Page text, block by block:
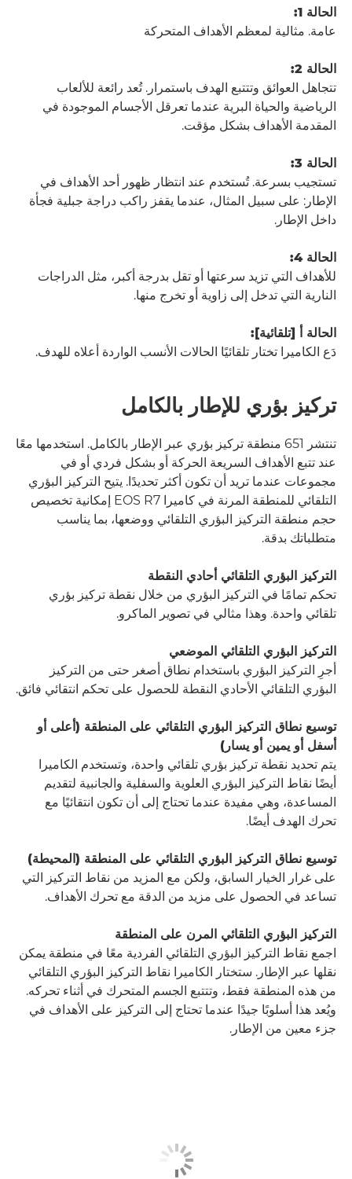
الحالة 1:
عامة. مثالية لمعظم الأهداف المتحركة
الحالة 2:
تتجاهل العوائق وتتتبع الهدف باستمرار. تُعد رائعة للألعاب
الرياضية والحياة البرية عندما تعرقل الأجسام الموجودة في
المقدمة الأهداف بشكل مؤقت.
الحالة 3:
تستجيب بسرعة. تُستخدم عند انتظار ظهور أحد الأهداف في
الإطار: على سبيل المثال، عندما يقفز راكب دراجة جبلية فجأة
داخل الإطار.
الحالة 4:
للأهداف التي تزيد سرعتها أو تقل بدرجة أكبر، مثل الدراجات
النارية التي تدخل إلى زاوية أو تخرج منها.
الحالة أ [تلقائية]:
دَع الكاميرا تختار تلقائيًا الحالات الأنسب الواردة أعلاه للهدف.
تركيز بؤري للإطار بالكامل
تنتشر 651 منطقة تركيز بؤري عبر الإطار بالكامل. استخدمها معًا
عند تتبع الأهداف السريعة الحركة أو بشكل فردي أو في
مجموعات عندما تريد أن تكون أكثر تحديدًا. يتيح التركيز البؤري
التلقائي للمنطقة المرنة في كاميرا EOS R7 إمكانية تخصيص
حجم منطقة التركيز البؤري التلقائي ووضعها، بما يناسب
متطلباتك بدقة.
التركيز البؤري التلقائي أحادي النقطة
تحكم تمامًا في التركيز البؤري من خلال نقطة تركيز بؤري
تلقائي واحدة. وهذا مثالي في تصوير الماكرو.
التركيز البؤري التلقائي الموضعي
أجرِ التركيز البؤري باستخدام نطاق أصغر حتى من التركيز
البؤري التلقائي الأحادي النقطة للحصول على تحكم انتقائي فائق.
توسيع نطاق التركيز البؤري التلقائي على المنطقة (أعلى أو
أسفل أو يمين أو يسار)
يتم تحديد نقطة تركيز بؤري تلقائي واحدة، وتستخدم الكاميرا
أيضًا نقاط التركيز البؤري العلوية والسفلية والجانبية لتقديم
المساعدة، وهي مفيدة عندما تحتاج إلى أن تكون انتقائيًا مع
تحرك الهدف أيضًا.
توسيع نطاق التركيز البؤري التلقائي على المنطقة (المحيطة)
على غرار الخيار السابق، ولكن مع المزيد من نقاط التركيز التي
تساعد في الحصول على مزيد من الدقة مع تحرك الأهداف.
التركيز البؤري التلقائي المرن على المنطقة
اجمع نقاط التركيز البؤري التلقائي الفردية معًا في منطقة يمكن
نقلها عبر الإطار. ستختار الكاميرا نقاط التركيز البؤري التلقائي
من هذه المنطقة فقط، وتتتبع الجسم المتحرك في أثناء تحركه.
ويُعد هذا أسلوبًا جيدًا عندما تحتاج إلى التركيز على الأهداف في
جزء معين من الإطار.